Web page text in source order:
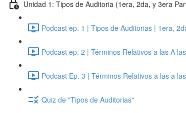
Unidad 1: Tipos de Auditoria (1era, 2da, y 3era
Podcast ep. 1 | Tipos de Auditorias | 1era,
Podcast ep. 2 | Términos Relativos a las A
Podcast Ep. 3 | Términos Relativos a las a
Quiz de "Tipos de Auditorias"